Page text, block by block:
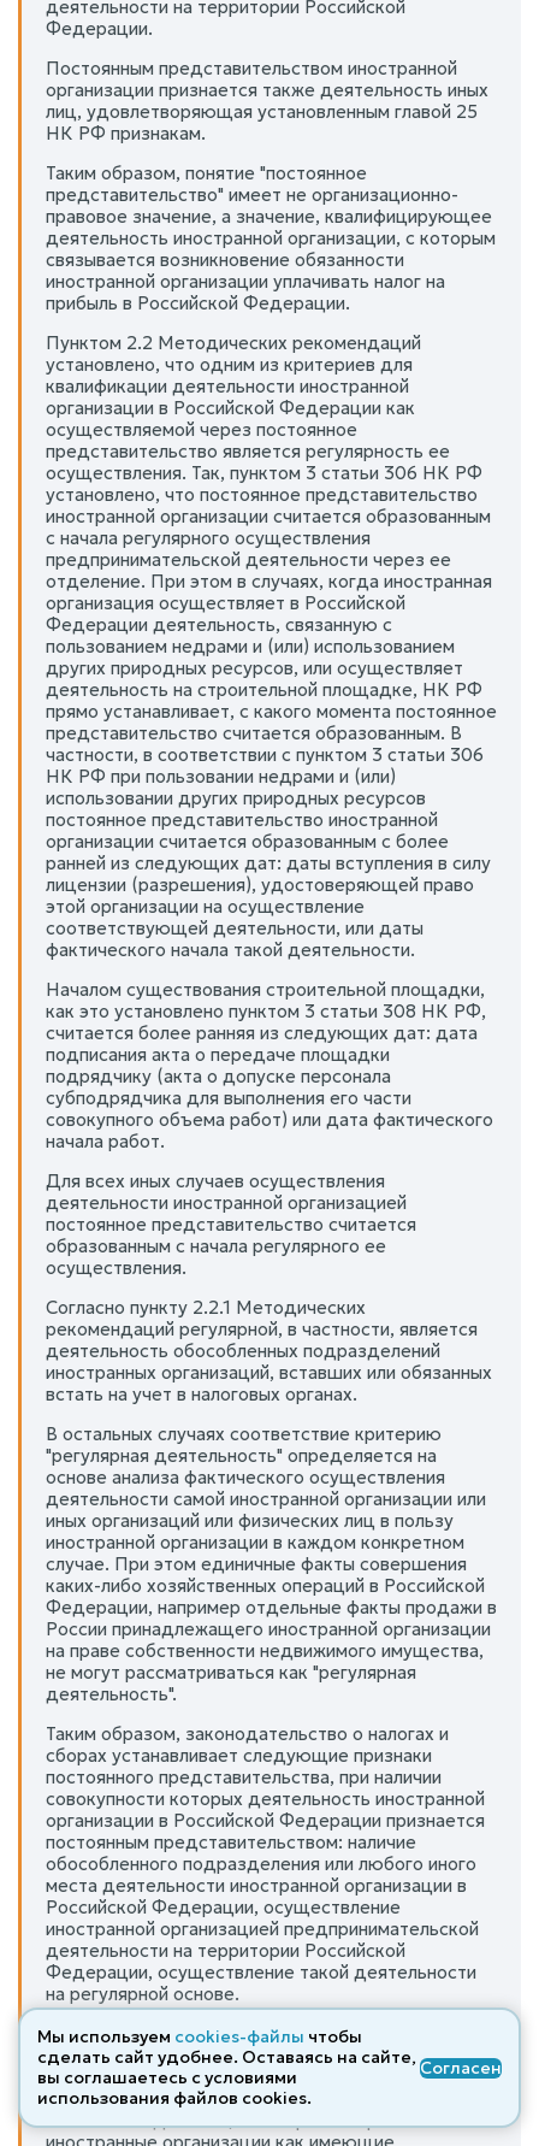
деятельности на территории Российской
Федерации.
Постоянным представительством иностранной
организации признается также деятельность иных
лиц, удовлетворяющая установленным главой 25
НК РФ признакам.
Таким образом, понятие "постоянное
представительство" имеет не организационно-
правовое значение, а значение, квалифицирующее
деятельность иностранной организации, с которым
связывается возникновение обязанности
иностранной организации уплачивать налог на
прибыль в Российской Федерации.
Пунктом 2.2 Методических рекомендаций
установлено, что одним из критериев для
квалификации деятельности иностранной
организации в Российской Федерации как
осуществляемой через постоянное
представительство является регулярность ее
осуществления. Так, пунктом 3 статьи 306 НК РФ
установлено, что постоянное представительство
иностранной организации считается образованным
с начала регулярного осуществления
предпринимательской деятельности через ее
отделение. При этом в случаях, когда иностранная
организация осуществляет в Российской
Федерации деятельность, связанную с
пользованием недрами и (или) использованием
других природных ресурсов, или осуществляет
деятельность на строительной площадке, НК РФ
прямо устанавливает, с какого момента постоянное
представительство считается образованным. В
частности, в соответствии с пунктом 3 статьи 306
НК РФ при пользовании недрами и (или)
использовании других природных ресурсов
постоянное представительство иностранной
организации считается образованным с более
ранней из следующих дат: даты вступления в силу
лицензии (разрешения), удостоверяющей право
этой организации на осуществление
соответствующей деятельности, или даты
фактического начала такой деятельности.
Началом существования строительной площадки,
как это установлено пунктом 3 статьи 308 НК РФ,
считается более ранняя из следующих дат: дата
подписания акта о передаче площадки
подрядчику (акта о допуске персонала
субподрядчика для выполнения его части
совокупного объема работ) или дата фактического
начала работ.
Для всех иных случаев осуществления
деятельности иностранной организацией
постоянное представительство считается
образованным с начала регулярного ее
осуществления.
Согласно пункту 2.2.1 Методических
рекомендаций регулярной, в частности, является
деятельность обособленных подразделений
иностранных организаций, вставших или обязанных
встать на учет в налоговых органах.
В остальных случаях соответствие критерию
"регулярная деятельность" определяется на
основе анализа фактического осуществления
деятельности самой иностранной организации или
иных организаций или физических лиц в пользу
иностранной организации в каждом конкретном
случае. При этом единичные факты совершения
каких-либо хозяйственных операций в Российской
Федерации, например отдельные факты продажи в
России принадлежащего иностранной организации
на праве собственности недвижимого имущества,
не могут рассматриваться как "регулярная
деятельность".
Таким образом, законодательство о налогах и
сборах устанавливает следующие признаки
постоянного представительства, при наличии
совокупности которых деятельность иностранной
организации в Российской Федерации признается
постоянным представительством: наличие
обособленного подразделения или любого иного
места деятельности иностранной организации в
Российской Федерации, осуществление
иностранной организацией предпринимательской
деятельности на территории Российской
Федерации, осуществление такой деятельности
на регулярной основе.
По мнению Минфина России, изложенному в
письме от 16.04.2010 N 03-00-08/61, факт
приобретения облигаций иностранными
организациями сам по себе не является
иностранные организации как имеющие
Мы используем cookies-файлы чтобы
сделать сайт удобнее. Оставаясь на сайте,
вы соглашаетесь с условиями
использования файлов cооkies.
Согласен